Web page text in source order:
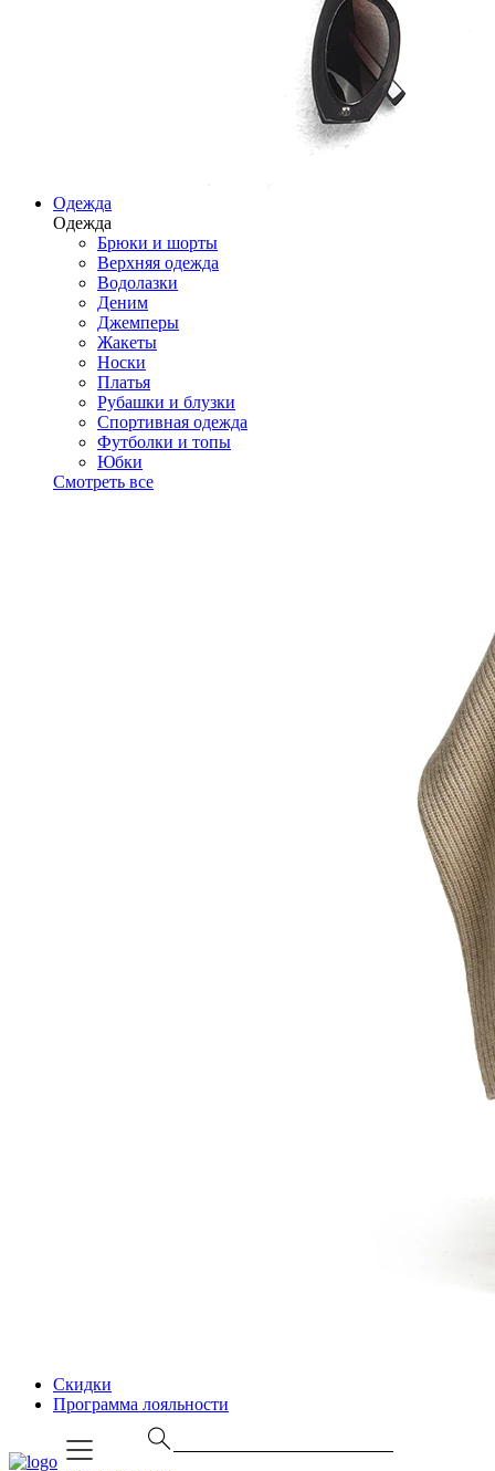
Одежда
Одежда
Брюки и шорты
Верхняя одежда
Водолазки
Деним
Джемперы
Жакеты
Носки
Платья
Рубашки и блузки
Спортивная одежда
Футболки и топы
Юбки
Смотреть все
Скидки
Программа лояльности